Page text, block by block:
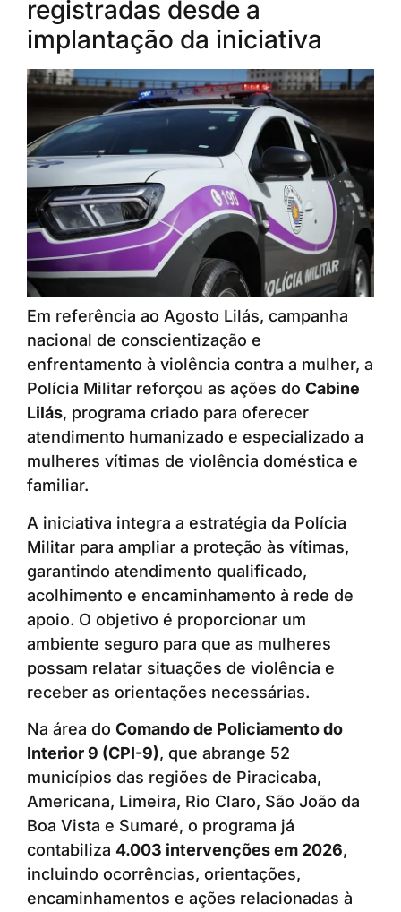
registradas desde a
implantação da iniciativa
Em referência ao Agosto Lilás, campanha
nacional de conscientização e
enfrentamento à violência contra a mulher, a
Polícia Militar reforçou as ações do Cabine
Lilás, programa criado para oferecer
atendimento humanizado e especializado a
mulheres vítimas de violência doméstica e
familiar.
A iniciativa integra a estratégia da Polícia
Militar para ampliar a proteção às vítimas,
garantindo atendimento qualificado,
acolhimento e encaminhamento à rede de
apoio. O objetivo é proporcionar um
ambiente seguro para que as mulheres
possam relatar situações de violência e
receber as orientações necessárias.
Na área do Comando de Policiamento do
Interior 9 (CPI-9), que abrange 52
municípios das regiões de Piracicaba,
Americana, Limeira, Rio Claro, São João da
Boa Vista e Sumaré, o programa já
contabiliza 4.003 intervenções em 2026,
incluindo ocorrências, orientações,
encaminhamentos e ações relacionadas à